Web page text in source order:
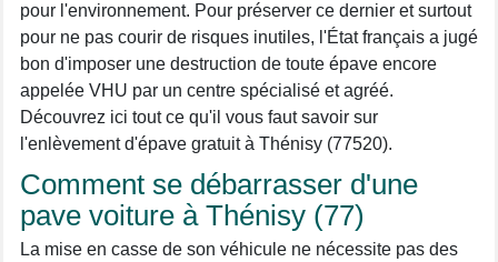
pour l'environnement. Pour préserver ce dernier et surtout
pour ne pas courir de risques inutiles, l'État français a jugé
bon d'imposer une destruction de toute épave encore
appelée VHU par un centre spécialisé et agréé.
Découvrez ici tout ce qu'il vous faut savoir sur
l'enlèvement d'épave gratuit à Thénisy (77520).
Comment se débarrasser d'une
pave voiture à Thénisy (77)
La mise en casse de son véhicule ne nécessite pas des